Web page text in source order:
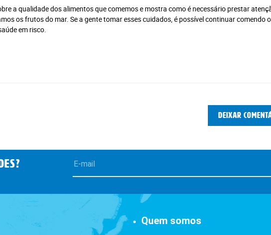
a qualidade dos alimentos que comemos e mostra como é necessário prestar
os frutos do mar. Se a gente tomar esses cuidados, é possível continuar comendo
em risco.
Deixar
Quem somos